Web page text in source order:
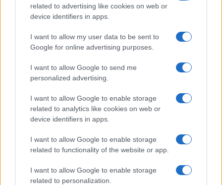
related to advertising like cookies on web or
device identifiers in apps.
I want to allow my user data to be sent to
Google for online advertising purposes.
I want to allow Google to send me
personalized advertising.
I want to allow Google to enable storage
related to analytics like cookies on web or
device identifiers in apps.
I want to allow Google to enable storage
related to functionality of the website or app.
I want to allow Google to enable storage
related to personalization.
James Wiseman in Spagna: l’ex Memphis pronto per
l’avventura europea
Ilaria Mauri · 7 Ago 2026